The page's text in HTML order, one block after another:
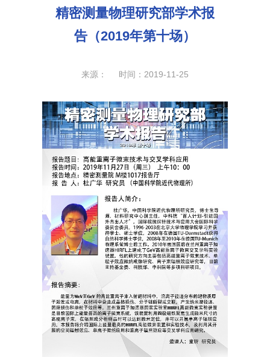
精密测量物理研究部学术报
告（2019年第十场）
来源： 时间：2019-11-25